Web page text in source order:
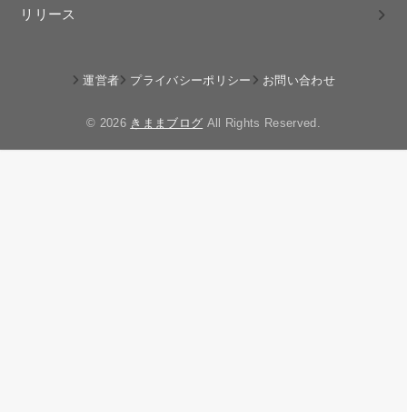
リリース
運営者 プライバシーポリシー お問い合わせ
© 2026 きままブログ All Rights Reserved.